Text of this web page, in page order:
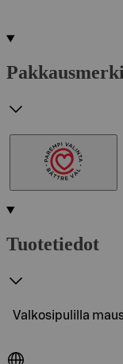
Tuotetiedot
Valkosipulilla